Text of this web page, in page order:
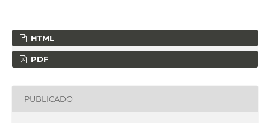
HTML
PDF
PUBLICADO